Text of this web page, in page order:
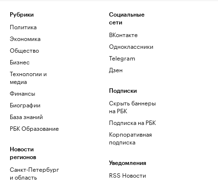
Рубрики
Политика
Экономика
Общество
Бизнес
Технологии и
медиа
Финансы
Биографии
База знаний
РБК Образование
Новости
регионов
Санкт-Петербург
и область
Социальные
сети
ВКонтакте
Одноклассники
Telegram
Дзен
Подписки
Скрыть баннеры
на РБК
Подписка на РБК
Корпоративная
подписка
Уведомления
RSS Новости